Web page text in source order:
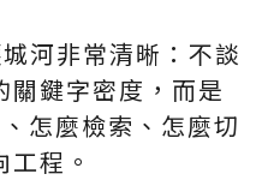
河非常清晰：不談
關鍵字密度，而是
怎麼檢索、怎麼切
程。